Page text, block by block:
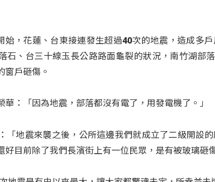
始，花蓮、台東接連發生超過40次的地震，造成多
石、台三十線玉長公路路面龜裂的狀況，南竹湖部
窗戶砸傷。
華：「因為地震，部落都沒有電了，用發電機了。」
「地震來襲之後，公所這邊我們就成立了二級開設
好目前除了我們長濱街上有一位民眾，是有被玻璃砸